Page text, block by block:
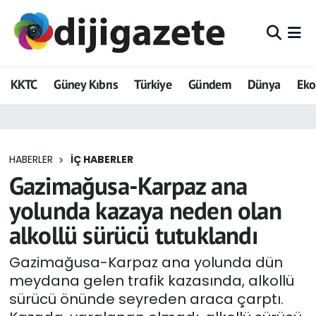
KKTC Güney Kıbrıs Türkiye Gündem Dünya
HABERLER İÇ HABERLER
Gazimağusa-Karpaz ana
yolunda kazaya neden olan
alkollü sürücü tutuklandı
Gazimağusa-Karpaz ana yolunda dün
meydana gelen trafik kazasında, alkollü
sürücü önünde seyreden araca çarptı.
ADVERTORIAL
Dijigazete
Eğitim
Ekonomi
Foto Galeri
GEZİ
Güncel
Hava Durumu
Trafik Durumu
Tüm Manşetler
Son Dakika Haberleri
Haber Arşivi